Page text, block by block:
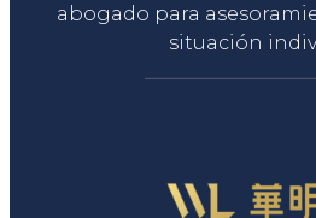
abogado para
situación